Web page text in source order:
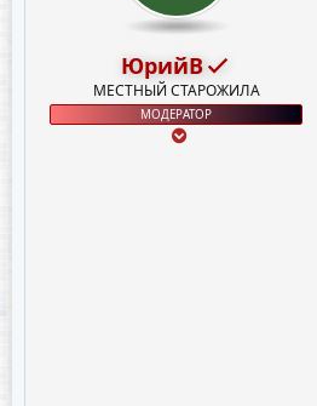
ЮрийВ
МЕСТНЫЙ СТАРОЖИЛА
МОДЕРАТОР